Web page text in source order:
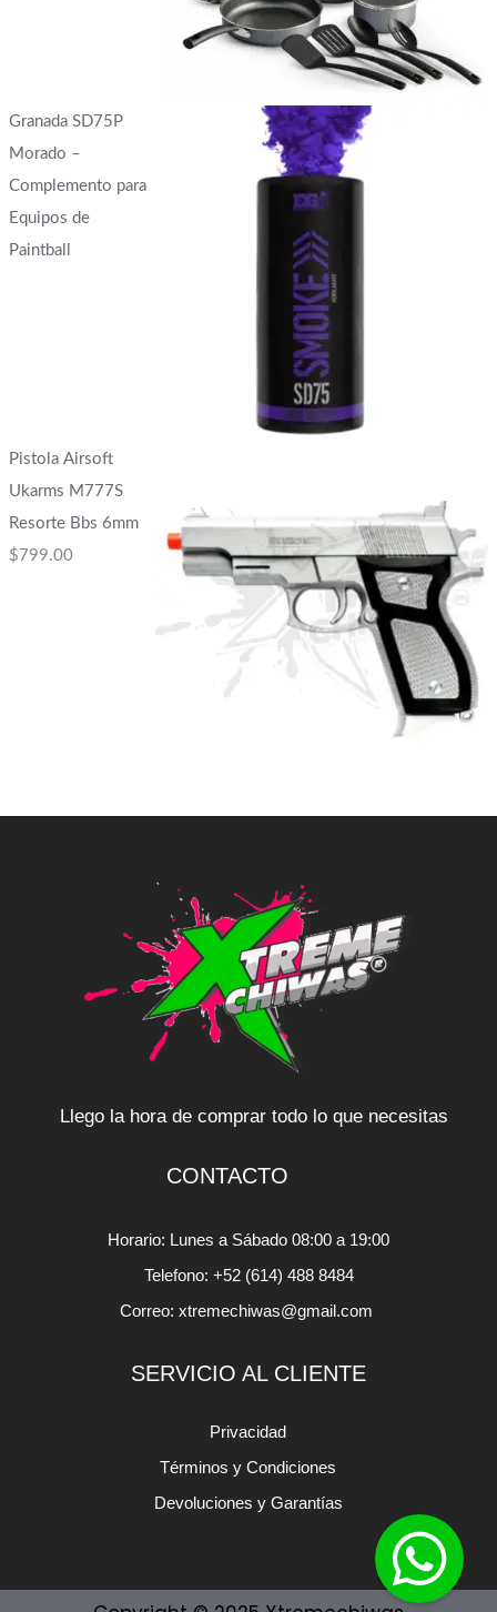
Granada SD75P
Morado –
Complemento para
Equipos de
Paintball
Pistola Airsoft
Ukarms M777S
Resorte Bbs 6mm
$ 799.00
Llego la hora de comprar todo lo que necesitas
CONTACTO
Horario: Lunes a Sábado 08:00 a 19:00
Telefono: +52 (614) 488 8484
Correo: xtremechiwas@gmail.com
SERVICIO AL CLIENTE
Privacidad
Términos y Condiciones
Devoluciones y Garantías